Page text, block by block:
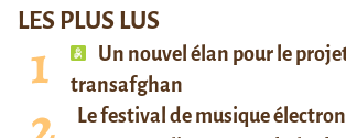
LES PLUS LUS
Un nouvel élan pour le
transafghan
Le festival de musique